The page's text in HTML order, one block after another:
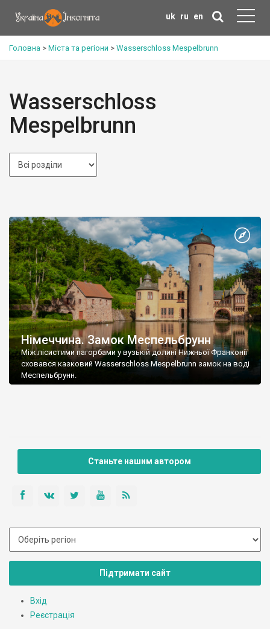
uk ru en
Головна > Міста та регіони > Wasserschloss Mespelbrunn
Wasserschloss
Mespelbrunn
Німеччина. Замок Меспельбрунн
Між лісистими пагорбами у вузькій долині Нижньої Франконії
сховався казковий Wasserschloss Mespelbrunn замок на воді
Меспельбрунн.
Станьте нашим автором
Підтримати сайт
Вхід
Реєстрація